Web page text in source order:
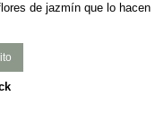
de jazmín que lo hacen
Un Té con un fantástico
conocido. El aroma a
ayudando a aliviar la